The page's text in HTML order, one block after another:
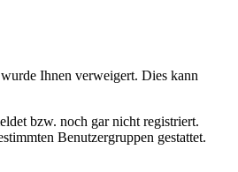
Ihnen verweigert. Dies kann
bzw. noch gar nicht registriert.
Benutzergruppen gestattet.